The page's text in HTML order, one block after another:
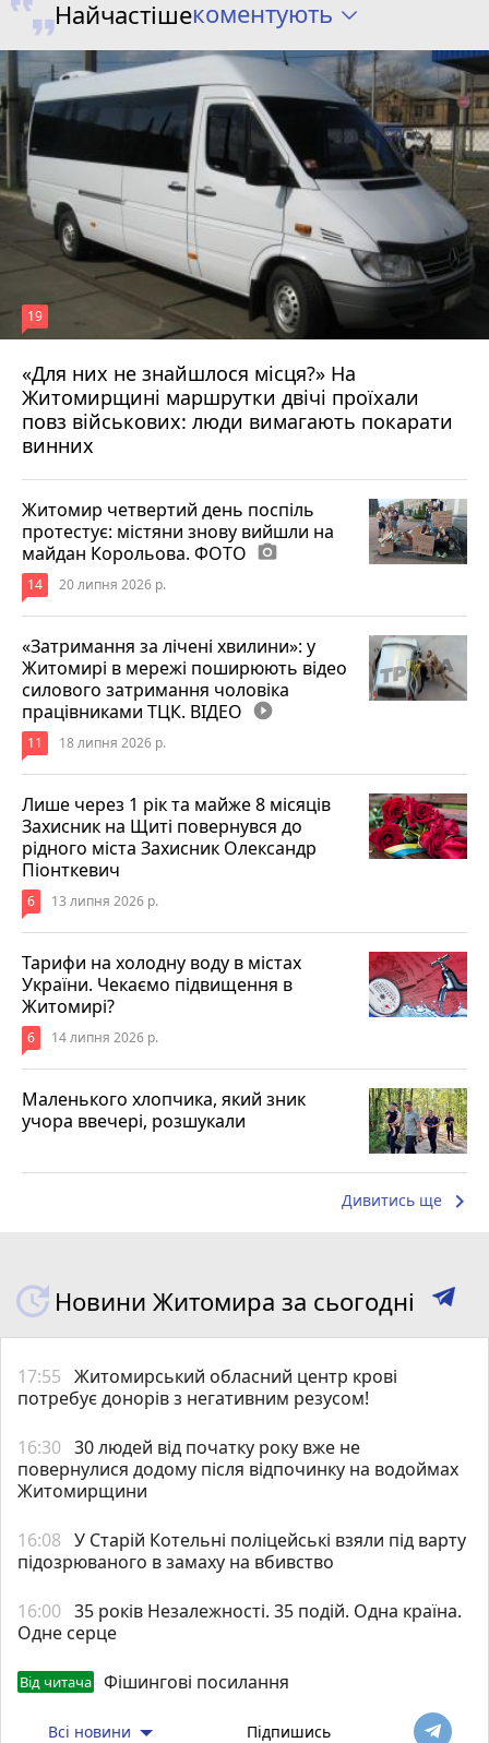
Найчастішекоментують
«Для них не знайшлося місця?» На
Житомирщині маршрутки двічі проїхали
повз військових: люди вимагають покарати
винних
19
17 липня 2026 р.
Житомир четвертий день поспіль
протестує: містяни знову вийшли на
майдан Корольова. ФОТО photo_camera
14 20 липня 2026 р.
«Затримання за лічені хвилини»: у
Житомирі в мережі поширюють відео
силового затримання чоловіка
працівниками ТЦК. ВІДЕО play_circle_filled
11 18 липня 2026 р.
Лише через 1 рік та майже 8 місяців
Захисник на Щиті повернувся до
рідного міста Захисник Олександр
Піонткевич
6 13 липня 2026 р.
Тарифи на холодну воду в містах
України. Чекаємо підвищення в
Житомирі?
6 14 липня 2026 р.
Маленького хлопчика, який зник
учора ввечері, розшукали
Дивитись ще keyboard_arrow_right
Новини Житомира за сьогодні
17:55 Житомирський обласний центр крові
потребує донорів з негативним резусом!
16:30 30 людей від початку року вже не
повернулися додому після відпочинку на водоймах
Житомирщини
16:08 У Старій Котельні поліцейські взяли під варту
підозрюваного в замаху на вбивство
16:00 35 років Незалежності. 35 подій. Одна країна.
Одне серце
Від читача Фішингові посилання
Всі новини Підпишись